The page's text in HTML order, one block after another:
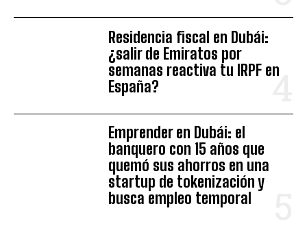
Residencia fiscal en Dubái:
¿salir de Emiratos por
semanas reactiva tu IRPF en
España?
Emprender en Dubái: el
banquero con 15 años que
quemó sus ahorros en una
startup de tokenización y
busca empleo temporal